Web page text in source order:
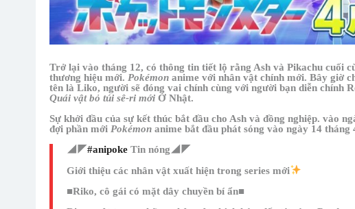
Trở lại vào tháng 12, có thông tin tiết lộ rằng Ash và Pikachu cuối
thương hiệu mới. Pokémon anime với nhân vật chính mới. Bây giờ
tên là Liko, người sẽ đóng vai chính cùng với người bạn diễn chính
Quái vật bỏ túi sê-ri mới Ở Nhật.
Sự khởi đầu của sự kết thúc bắt đầu cho Ash và đồng nghiệp. vào
đợi phần mới Pokémon anime bắt đầu phát sóng vào ngày 14 tháng
◢◤#anipoke Tin nóng◢◤
Giới thiệu các nhân vật xuất hiện trong series mới
■Riko, cô gái có mặt dây chuyền bí ẩn■